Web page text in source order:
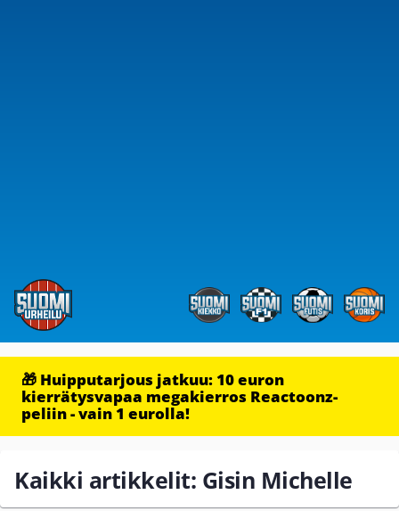
🎁 Huipputarjous jatkuu: 10 euron
kierrätysvapaa megakierros Reactoonz-
peliin - vain 1 eurolla!
Kaikki artikkelit: Gisin Michelle